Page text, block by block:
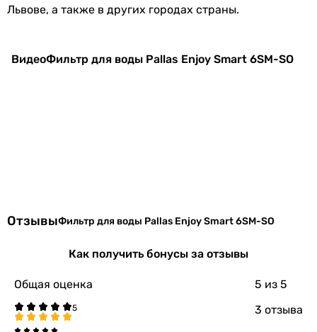
550 мм
Вес
упаковке
Вес в упаковке 11 кг
Гарантия
Львове, а также в других городах страны.
ВидеоФильтр для воды Pallas Enjoy Smart 6SM-SO
ОтзывыФильтр для воды Pallas Enjoy Smart 6SM-SO
Как получить бонусы за отзывы
Общая оценка 5 из 5
3 отзыва